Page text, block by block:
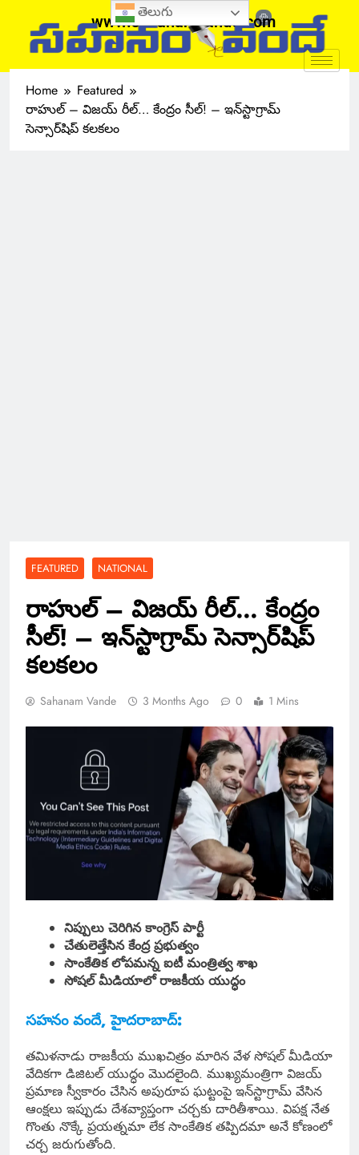
www.sahanamvande.com
Home
Featured
రాహుల్ – విజయ్ రీల్… కేంద్రం సీల్! – ఇన్‌స్టాగ్రామ్
సెన్సార్‌షిప్ కలకలం
FEATURED NATIONAL
రాహుల్ – విజయ్ రీల్… కేంద్రం
సీల్! – ఇన్‌స్టాగ్రామ్ సెన్సార్‌షిప్
కలకలం
Sahanam Vande 3 Months Ago 0 1 Mins
నిప్పులు చెరిగిన కాంగ్రెస్ పార్టీ
చేతులెత్తేసిన కేంద్ర ప్రభుత్వం
సాంకేతిక లోపమన్న ఐటీ మంత్రిత్వ శాఖ
సోషల్ మీడియాలో రాజకీయ యుద్ధం
సహనం వందే, హైదరాబాద్:
తమిళనాడు రాజకీయ ముఖచిత్రం మారిన వేళ సోషల్ మీడియా
వేదికగా డిజిటల్ యుద్ధం మొదలైంది. ముఖ్యమంత్రిగా విజయ్
ప్రమాణ స్వీకారం చేసిన అపురూప ఘట్టంపై ఇన్‌స్టాగ్రామ్ వేసిన
ఆంక్షలు ఇప్పుడు దేశవ్యాప్తంగా చర్చకు దారితీశాయి. విపక్ష నేత
గొంతు నొక్కే ప్రయత్నమా లేక సాంకేతిక తప్పిదమా అనే కోణంలో
చర్చ జరుగుతోంది.
తెలుగు